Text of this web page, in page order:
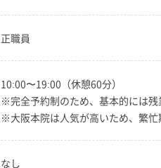
正職員
10:00〜19:00（休憩60分）
※完全予約制のため、基本的には
※大阪本院は人気が高いため、繁
なし